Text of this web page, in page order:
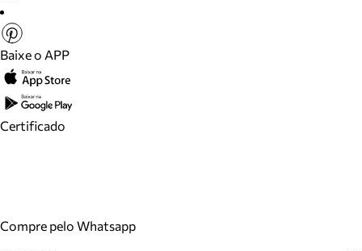
Baixe o APP
Certificado
Compre pelo Whatsapp